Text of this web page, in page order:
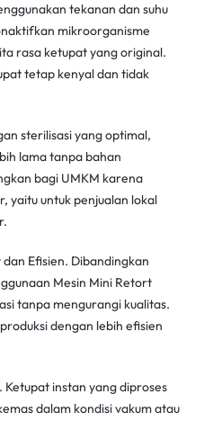
tekanan dan suhu
mikroorganisme
rasa ketupat yang original.
tetap kenyal dan tidak
sterilisasi yang optimal,
lama tanpa bahan
bagi UMKM karena
yaitu untuk penjualan lokal
Efisien. Dibandingkan
Mesin Mini Retort
tanpa mengurangi kualitas.
dengan lebih efisien
Ketupat instan yang diproses
dalam kondisi vakum atau